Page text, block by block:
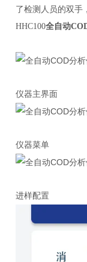
了检测人员的双手
HHC100全自动
仪器主界面
仪器菜单
进样配置